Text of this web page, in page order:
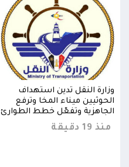
وزارة النقل تدين استهداف
الحوثيين ميناء المخا وترفع
الجاهزية وتفعّل خطط الطوارئ
منذ 19 دقيقة